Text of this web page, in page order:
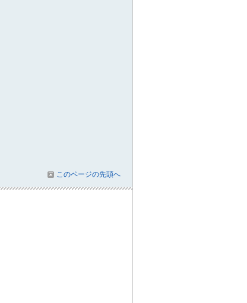
このページの先頭へ